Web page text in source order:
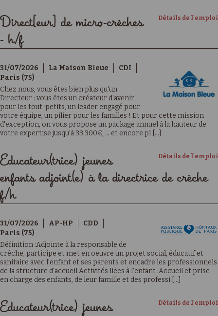
Détails de l'emploi
Direct[eur] de micro-crèches
- h/f
31/07/2026 La Maison Bleue
CDI
Paris (75)
Chez nous, vous êtes bien plus qu'un
Directeur : vous êtes un créateur d'avenir
pour les tout-petits, un leader engagé pour
votre équipe, un pilier pour les familles ! Et pour cette mission
d'exception, on vous propose un package annuel à la hauteur de
votre expertise jusqu'à 33 300€, … et encore pl [...]
Détails de l'emploi
Educateur(trice) jeunes
enfants adjoint(e) à la directrice de crèche
f/h
31/07/2026 AP-HP
CDD
Paris (75)
Définition :Adjointe à la responsable de
crèche, participe et met en oeuvre un projet social, éducatif et
sanitaire avec l'enfant et ses parents et encadre les professionnels
de la structure d'accueil.Activités liées à l'enfant :Accueil et prise
en charge des enfants, de leur famille et des professi [...]
Détails de l'emploi
Educateur(trice) jeunes